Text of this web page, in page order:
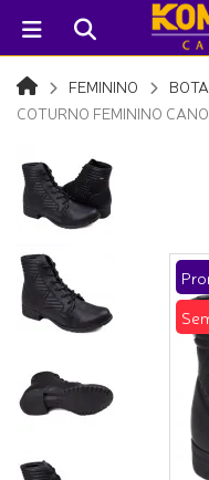
FEMININO
COTURNO FEMININO